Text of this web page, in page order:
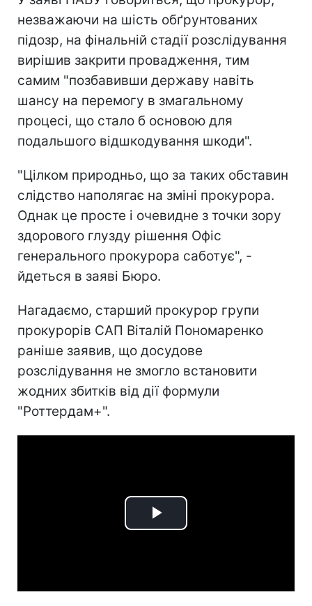
незважаючи на шість обґрунтованих
підозр, на фінальній стадії розслідування
вирішив закрити провадження, тим
самим "позбавивши державу навіть
шансу на перемогу в змагальному
процесі, що стало б основою для
подальшого відшкодування шкоди".
"Цілком природньо, що за таких обставин
слідство наполягає на зміні прокурора.
Однак це просте і очевидне з точки зору
здорового глузду рішення Офіс
генерального прокурора саботує", -
йдеться в заяві Бюро.
Нагадаємо, старший прокурор групи
прокурорів САП Віталій Пономаренко
раніше заявив, що досудове
розслідування не змогло встановити
жодних збитків від дії формули
"Роттердам+".
Play